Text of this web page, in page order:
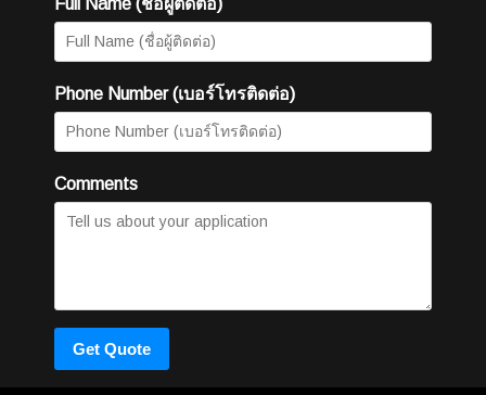
Full Name (ชื่อผู้ติดต่อ)
Phone Number (เบอร์โทรติดต่อ)
Comments
Get Quote